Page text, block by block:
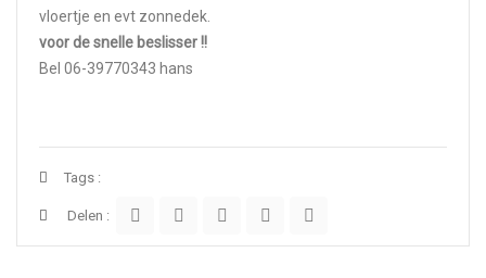
vloertje en evt zonnedek.
voor de snelle beslisser !!
Bel 06-39770343 hans
Tags :
Delen :